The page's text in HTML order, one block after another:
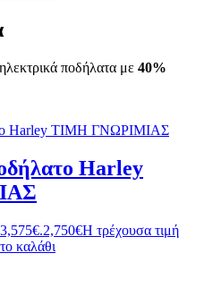
ποδήλατα με 40%
Harley
2,750€Η τρέχουσα τιμή
καλάθι